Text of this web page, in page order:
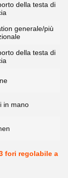
della testa di
generale/più
della testa di
in mano
fori regolabile a